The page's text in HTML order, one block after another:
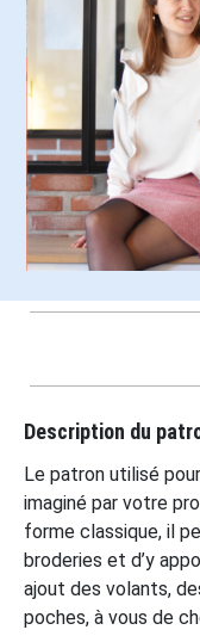
Description du
Le patron utilisé
imaginé par votre
forme classique, il
broderies et d’y
ajout des volants,
poches, à vous de